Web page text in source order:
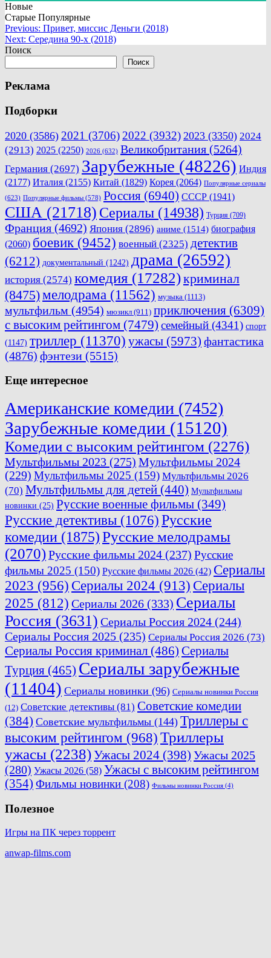
Новые
Старые Популярные
Навигация
по
Previous: Привет, миссис Деньги (2018)
Next: Середина 90-х (2018)
Поиск
Поиск
Реклама
Подборки
2020 (3586) 2021 (3706) 2022 (3932) 2023 (3350) 2024
(2913) 2025 (2250) 2026 (632) Великобритания (5264)
Германия (2697) Зарубежные (48226) Индия
(2177) Италия (2155) Китай (1829) Корея (2064) Популярные сериалы
(623) Популярные фильмы (578) Россия (6940) СССР (1941)
США (21718) Сериалы (14938) Турция (709)
Франция (4692) Япония (2896) аниме (1514) биография
(2060) боевик (9452) военный (2325) детектив
(6212) документальный (1242) драма (26592)
история (2574) комедия (17282)криминал
(8475)мелодрама (11562) музыка (1113)
мультфильм (4954) мюзикл (911) приключения (6309)
с высоким рейтингом (7479) семейный (4341) спорт
(1147) триллер (11370) ужасы (5973) фантастика
(4876) фэнтези (5515)
Еще интересное
Американские комедии (7452)
Зарубежные комедии (15120)
Комедии с высоким рейтингом (2276)
Мультфильмы 2023 (275) Мультфильмы 2024
(229) Мультфильмы 2025 (159) Мультфильмы 2026
(70) Мультфильмы для детей (440) Мультфильмы
новинки (25) Русские военные фильмы (349)
Русские детективы (1076)Русские
комедии (1875)Русские мелодрамы
(2070)Русские фильмы 2024 (237) Русские
фильмы 2025 (150) Русские фильмы 2026 (42) Сериалы
2023 (956) Сериалы 2024 (913) Сериалы
2025 (812) Сериалы 2026 (333) Сериалы
Россия (3631) Сериалы Россия 2024 (244)
Сериалы Россия 2025 (235) Сериалы Россия 2026 (73)
Сериалы Россия криминал (486) Сериалы
Турция (465) Сериалы зарубежные
(11404) Сериалы новинки (96) Сериалы новинки Россия
(12) Советские детективы (81) Советские комедии
(384) Советские мультфильмы (144) Триллеры с
высоким рейтингом (968) Триллеры
ужасы (2238)Ужасы 2024 (398) Ужасы 2025
(280) Ужасы 2026 (58) Ужасы с высоким рейтингом
(354) Фильмы новинки (208) Фильмы новинки Россия (4)
Полезное
Игры на ПК через торрент
anwap-films.com